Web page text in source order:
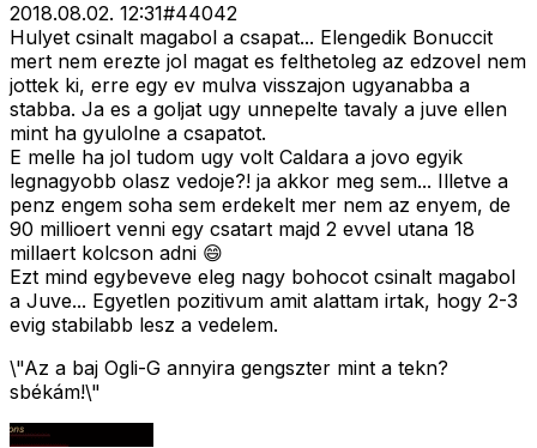
2018.08.02. 12:31#44042
Hulyet csinalt magabol a csapat... Elengedik Bonuccit
mert nem erezte jol magat es felthetoleg az edzovel nem
jottek ki, erre egy ev mulva visszajon ugyanabba a
stabba. Ja es a goljat ugy unnepelte tavaly a juve ellen
mint ha gyulolne a csapatot.
E melle ha jol tudom ugy volt Caldara a jovo egyik
legnagyobb olasz vedoje?! ja akkor meg sem... Illetve a
penz engem soha sem erdekelt mer nem az enyem, de
90 millioert venni egy csatart majd 2 evvel utana 18
millaert kolcson adni 😄
Ezt mind egybeveve eleg nagy bohocot csinalt magabol
a Juve... Egyetlen pozitivum amit alattam irtak, hogy 2-3
evig stabilabb lesz a vedelem.
\"Az a baj Ogli-G annyira gengszter mint a tekn?
sbékám!\"